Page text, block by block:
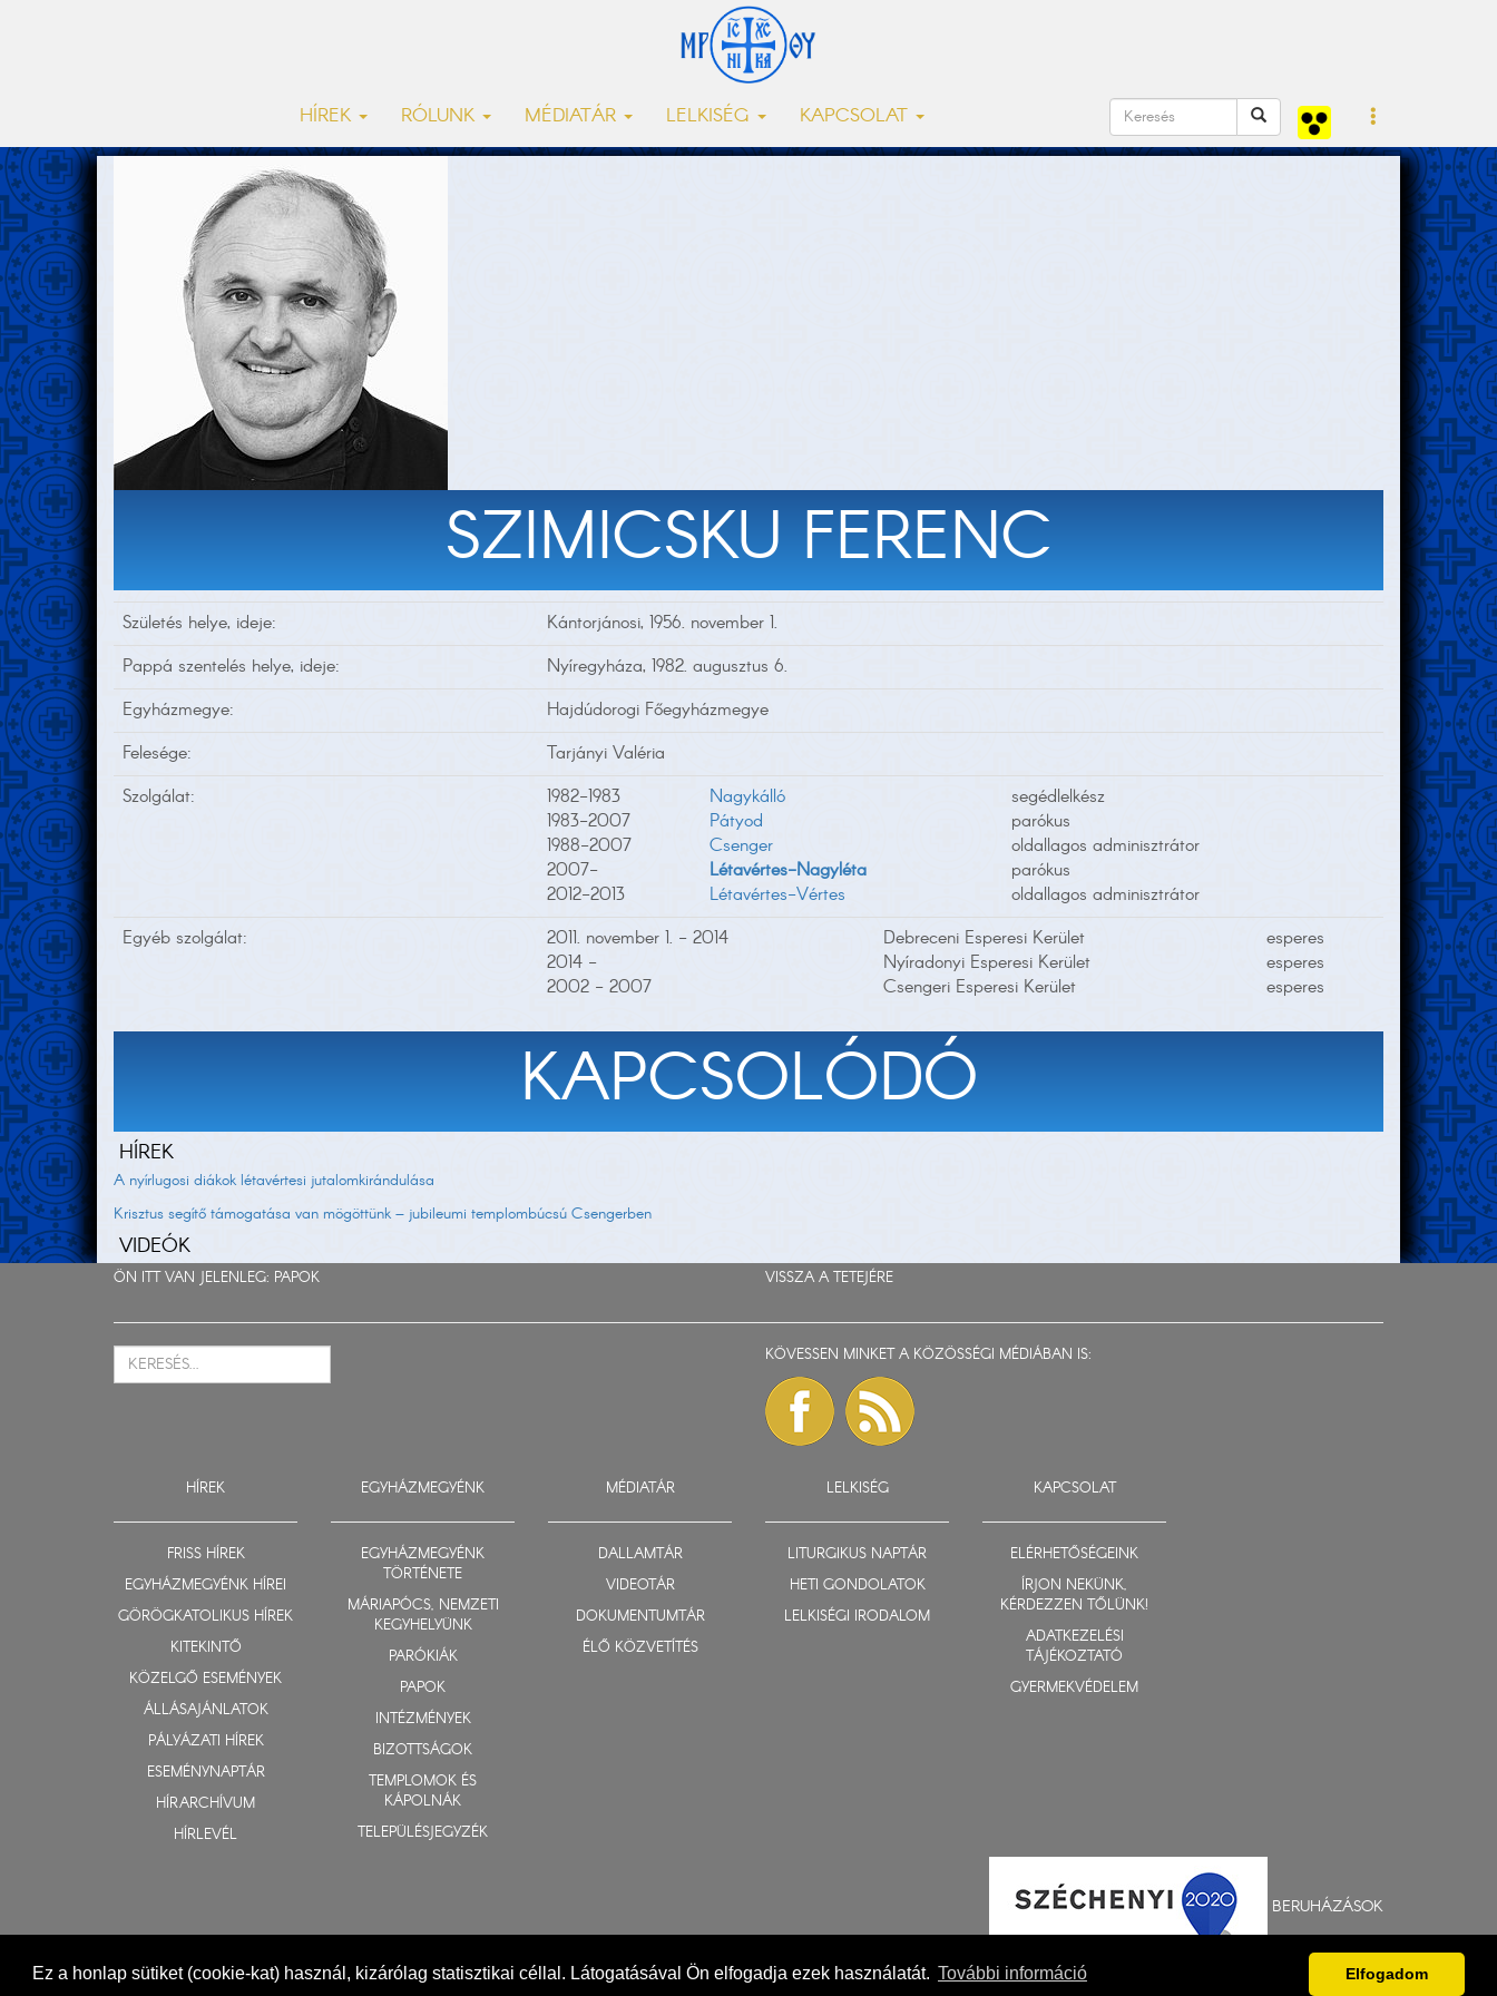
Ez a honlap sütiket (cookie-kat) használ, kizárólag statisztikai céllal. Látogatásával Ön elfogadja ezek használatát. További információ Elfogadom
HÍREK RÓLUNK MÉDIATÁR LELKISÉG KAPCSOLAT
SZIMICSKU FERENC
Születés helye, ideje:
Kántorjánosi, 1956. november 1.
Pappá szentelés helye, ideje:
Nyíregyháza, 1982. augusztus 6.
Egyházmegye:
Hajdúdorogi Főegyházmegye
Felesége:
Tarjányi Valéria
Szolgálat:
1982-1983 Nagykálló
segédlelkész
1983-2007
Pátyod
parókus
1988-2007
Csenger
oldallagos adminisztrátor
2007-
Létavértes-Nagyléta
parókus
2012-2013
Létavértes-Vértes
oldallagos adminisztrátor
Egyéb szolgálat:
2011. november 1. - 2014 Debreceni Esperesi Kerület
esperes
2014 -
Nyíradonyi Esperesi Kerület
esperes
2002 - 2007
Csengeri Esperesi Kerület esperes
KAPCSOLÓDÓ
HÍREK
A nyírlugosi diákok létavértesi jutalomkirándulása
Krisztus segítő támogatása van mögöttünk – jubileumi templombúcsú Csengerben
VIDEÓK
ÖN ITT VAN JELENLEG: PAPOK VISSZA A TETEJÉRE
KÖVESSEN MINKET A KÖZÖSSÉGI MÉDIÁBAN IS:
HÍREK
FRISS HÍREK
EGYHÁZMEGYÉNK HÍREI
GÖRÖGKATOLIKUS HÍREK
KITEKINTŐ
KÖZELGŐ ESEMÉNYEK
ÁLLÁSAJÁNLATOK
PÁLYÁZATI HÍREK
ESEMÉNYNAPTÁR
HÍRARCHÍVUM
HÍRLEVÉL
EGYHÁZMEGYÉNK
EGYHÁZMEGYÉNK
TÖRTÉNETE
MÁRIAPÓCS, NEMZETI
KEGYHELYÜNK
PARÓKIÁK
PAPOK
INTÉZMÉNYEK
BIZOTTSÁGOK
TEMPLOMOK ÉS
KÁPOLNÁK
TELEPÜLÉSJEGYZÉK
MÉDIATÁR
DALLAMTÁR
VIDEOTÁR
DOKUMENTUMTÁR
ÉLŐ KÖZVETÍTÉS
LELKISÉG
LITURGIKUS NAPTÁR
HETI GONDOLATOK
LELKISÉGI IRODALOM
KAPCSOLAT
ELÉRHETŐSÉGEINK
ÍRJON NEKÜNK,
KÉRDEZZEN TŐLÜNK!
ADATKEZELÉSI
TÁJÉKOZTATÓ
GYERMEKVÉDELEM
BERUHÁZÁSOK
© 2015-2026 Nyíregyházi Egyházmegye Impresszum Fejlesztés: Gerner Attila, Zadubenszki Norbert